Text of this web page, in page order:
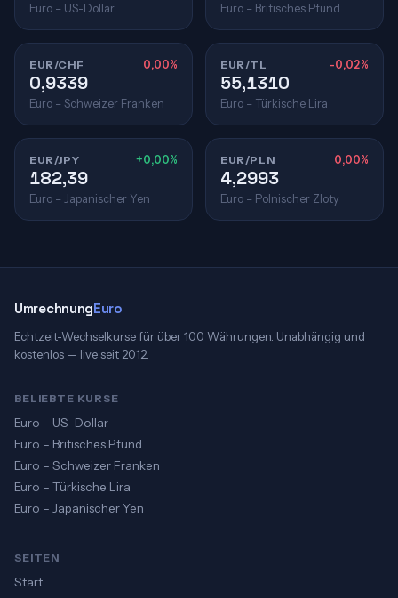
Euro – US-Dollar Euro – Britisches Pfund
EUR/CHF 0,00%
0,9339
Euro – Schweizer Franken
EUR/TL -0,02%
55,1310
Euro – Türkische Lira
EUR/JPY +0,00%
182,39
Euro – Japanischer Yen
EUR/PLN 0,00%
4,2993
Euro – Polnischer Zloty
UmrechnungEuro
Echtzeit-Wechselkurse für über 100 Währungen. Unabhängig und
kostenlos — live seit 2012.
BELIEBTE KURSE
Euro – US-Dollar
Euro – Britisches Pfund
Euro – Schweizer Franken
Euro – Türkische Lira
Euro – Japanischer Yen
SEITEN
Start